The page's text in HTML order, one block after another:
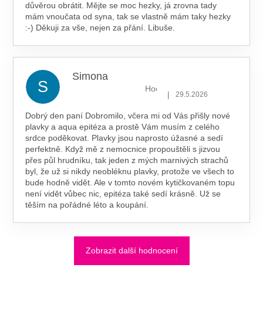
důvěrou obrátit. Mějte se moc hezky, já zrovna tady
mám vnoučata od syna, tak se vlastně mám taky hezky
:-) Děkuji za vše, nejen za přání. Libuše.
S
Simona
Hodnocení obchodu je 5 z 5
| 29.5.2026
Dobrý den paní Dobromilo, včera mi od Vás přišly nové
plavky a aqua epitéza a prostě Vám musím z celého
srdce poděkovat. Plavky jsou naprosto úžasné a sedí
perfektně. Když mě z nemocnice propouštěli s jizvou
přes půl hrudníku, tak jeden z mých marnivých strachů
byl, že už si nikdy neobléknu plavky, protože ve všech to
bude hodně vidět. Ale v tomto novém kytičkovaném topu
není vidět vůbec nic, epitéza také sedí krásně. Už se
těším na pořádné léto a koupání.
Zobrazit další hodnocení